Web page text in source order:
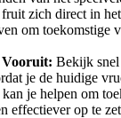
zich direct in
om toekomstige
Bekijk
je de huidige
je helpen om
effectiever op te